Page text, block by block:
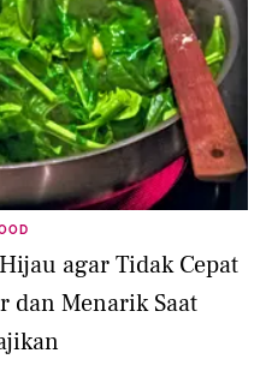
agar Tidak Cepat
dan Menarik Saat